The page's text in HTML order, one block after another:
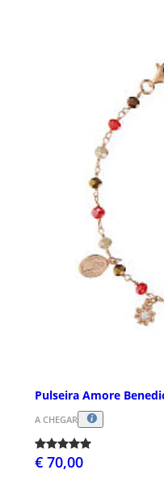
Pulseira Amore
A CHEGAR
€ 70,00